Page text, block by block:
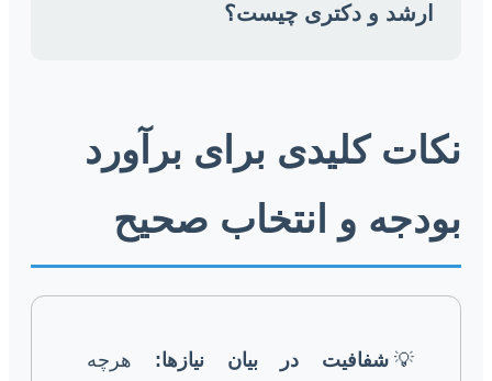
ارشد و دکتری چیست؟
نکات کلیدی برای برآورد
بودجه و انتخاب صحیح
شفافیت در بیان نیازها: هرچه